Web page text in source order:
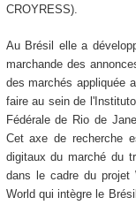
CROYRESS).
Au Brésil elle a
marchande des
des marchés appliquée
faire au sein de
Fédérale de Rio de
Cet axe de recherche
digitaux du marché du
dans le cadre du projet
World qui intègre le